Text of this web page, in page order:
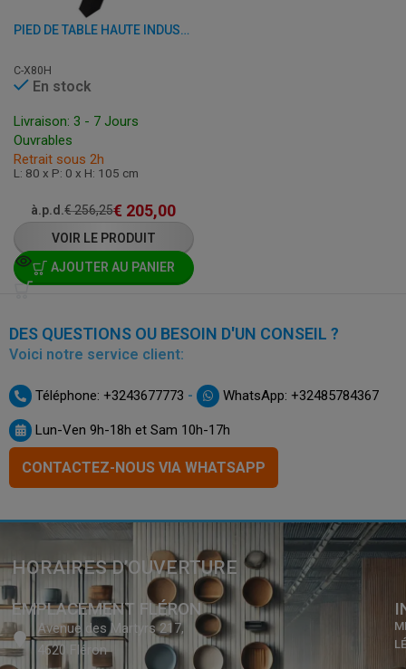
PIED DE TABLE HAUTE INDUSTRIEL - 80 X H 105 CM - ACIER
C-X80H
En stock
Livraison: 3 - 7 Jours
Ouvrables
Retrait sous 2h
L: 80 x P: 0 x H: 105 cm
à.p.d.€256,25€ 205,00
VOIR LE PRODUIT
AJOUTER AU PANIER
DES QUESTIONS OU BESOIN D'UN CONSEIL ?
Voici notre service client:
Téléphone: +3243677773 - WhatsApp: +32485784367
Lun-Ven 9h-18h et Sam 10h-17h
CONTACTEZ-NOUS VIA WHATSAPP
HORAIRES D’OUVERTURE
EMPLACEMENT FLÉRON
Avenue des Martyrs 217,
4620 Fléron